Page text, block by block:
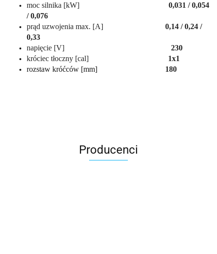
moc silnika [kW] 0,031 / 0,054
/ 0,076
prąd uzwojenia max. [A] 0,14 / 0,24 /
0,33
napięcie [V] 230
króciec tłoczny [cal] 1x1
rozstaw króćców [mm]
180
Producenci